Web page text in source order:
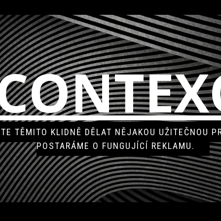
TĚMITO KLIDNĚ DĚLAT NĚJAKOU UŽITEČNOU
POSTARÁME O FUNGUJÍCÍ REKLAMU.